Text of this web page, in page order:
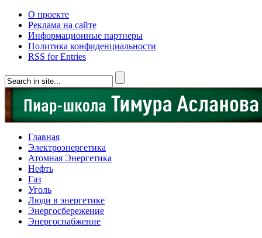
О проекте
Реклама на сайте
Информационные партнеры
Политика конфиденциальности
RSS for Entries
Главная
Электроэнергетика
Атомная Энергетика
Нефть
Газ
Уголь
Люди в энергетике
Энергосбережение
Энергоснабжение